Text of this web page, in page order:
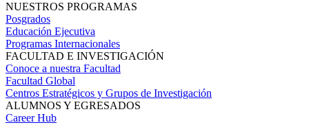
NUESTROS PROGRAMAS
Posgrados
Educación Ejecutiva
Programas Internacionales
FACULTAD E INVESTIGACIÓN
Conoce a nuestra Facultad
Facultad Global
Centros Estratégicos y Grupos de Investigación
ALUMNOS Y EGRESADOS
Career Hub